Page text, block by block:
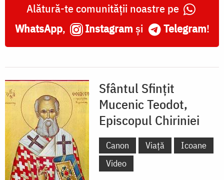
Alătură-te comunității noastre pe
WhatsApp, Instagram și Telegram!
Sfântul Sfințit
Mucenic Teodot,
Episcopul Chiriniei
Canon Viață
Icoane
Video